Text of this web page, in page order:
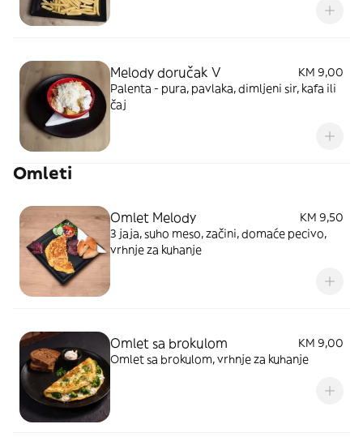
Melody doručak V
KM 9,00
Palenta - pura, pavlaka, dimljeni sir, kafa ili
čaj
Omleti
Omlet Melody
KM 9,50
3 jaja, suho meso, začini, domaće pecivo,
vrhnje za kuhanje
Omlet sa brokulom
KM 9,00
Omlet sa brokulom, vrhnje za kuhanje